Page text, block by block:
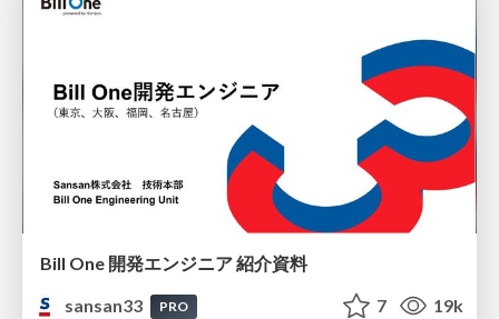
Bill One 開発エンジニア 紹介資料
sansan33
PRO 7 19k